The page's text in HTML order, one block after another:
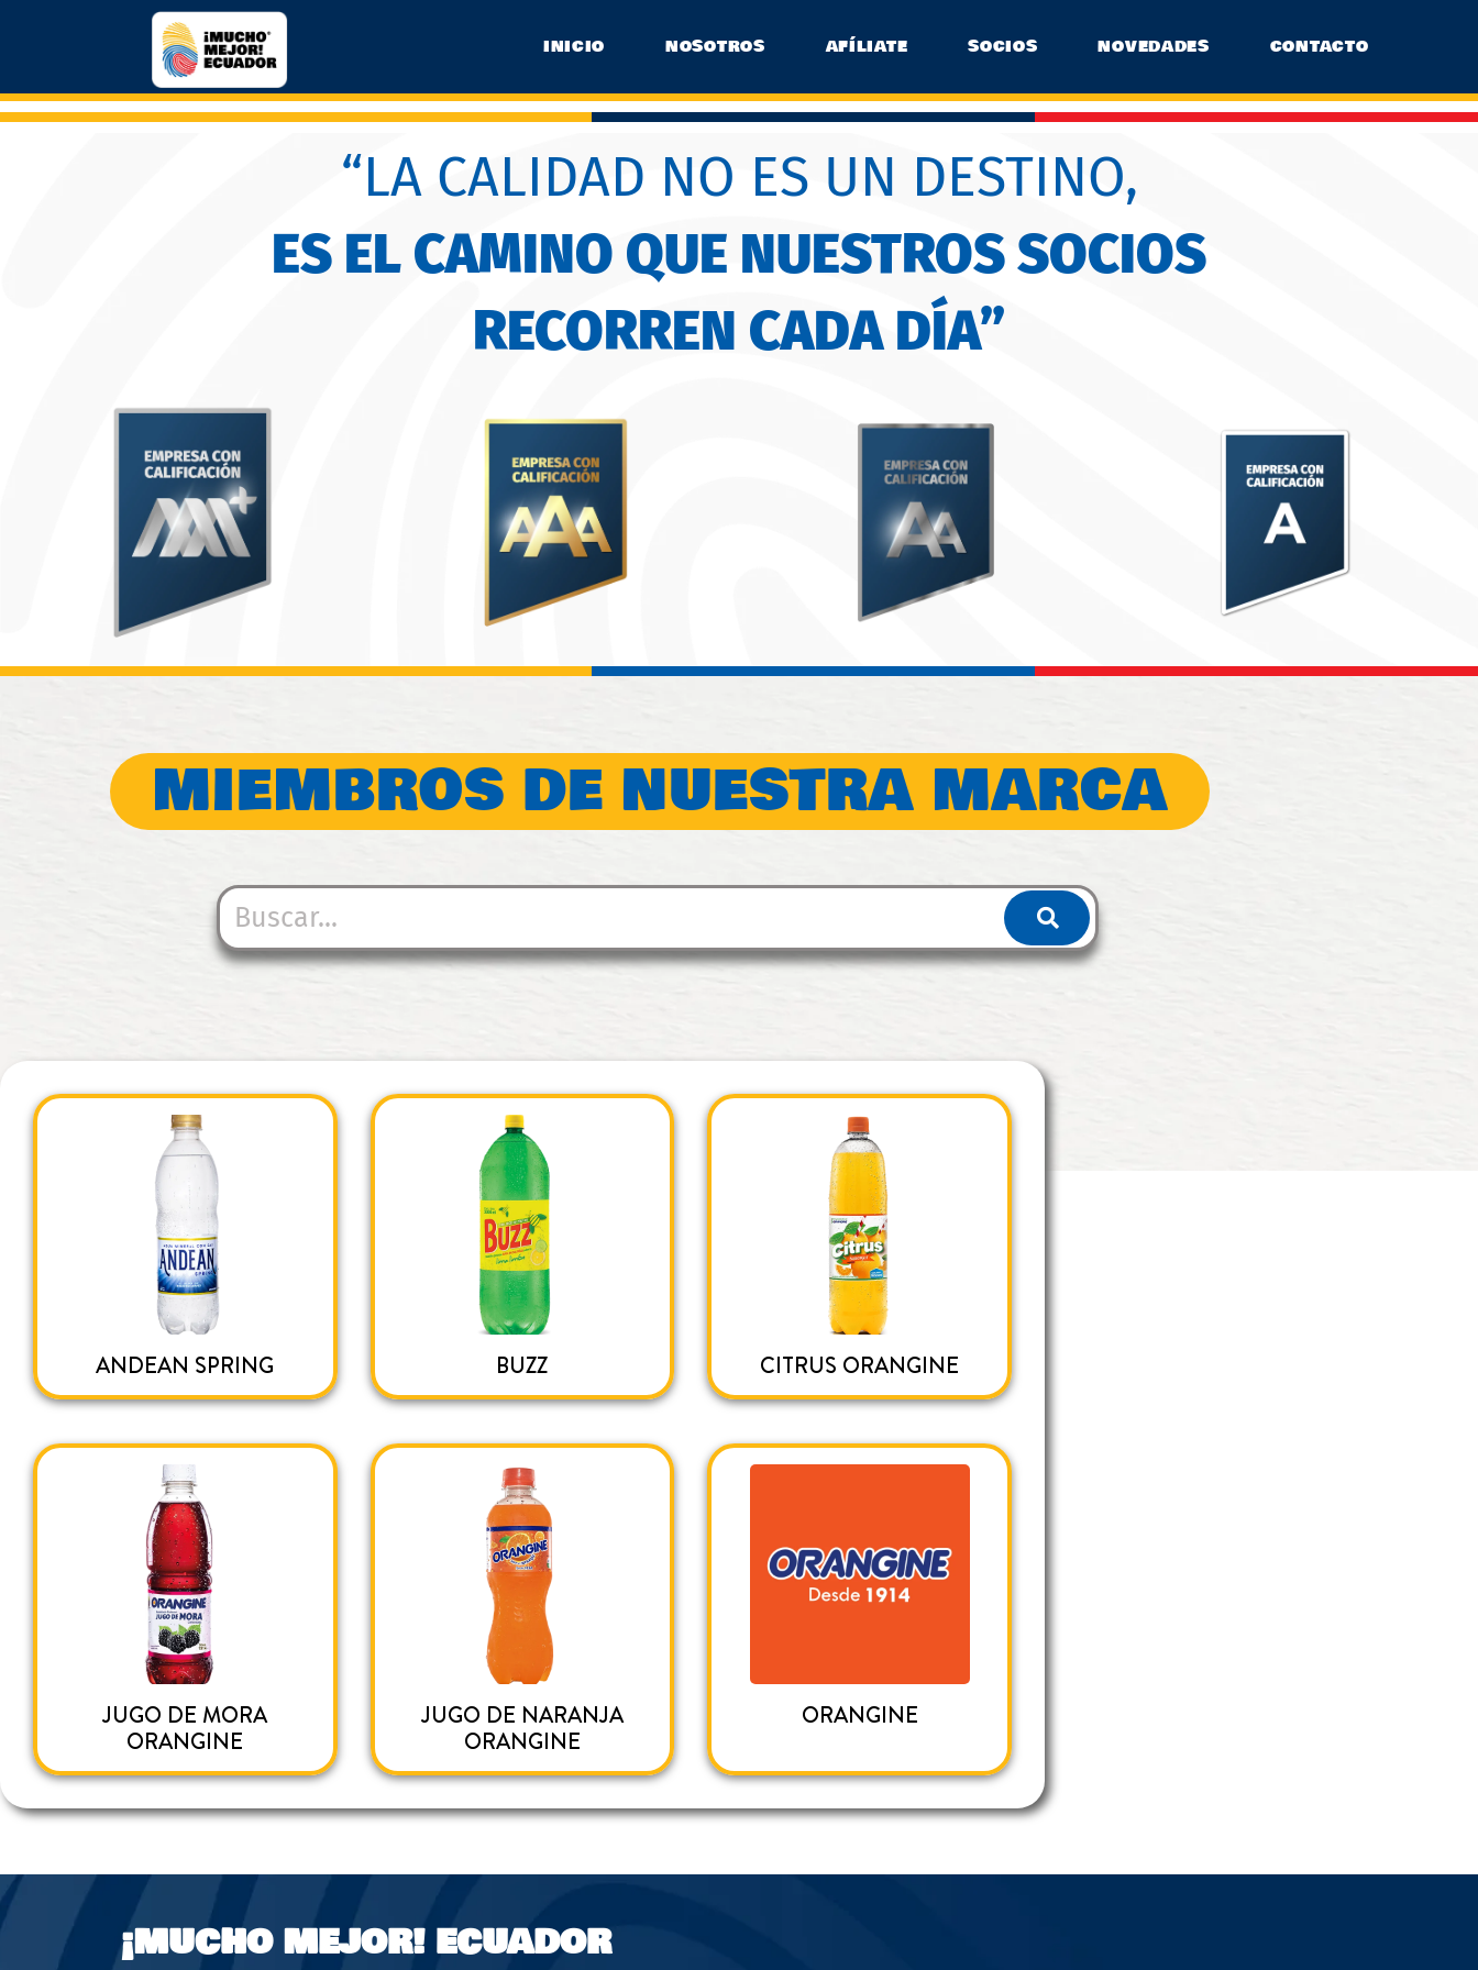
INICIO NOSOTROS AFÍLIATE SOCIOS NOVEDADES CONTACTO
“LA CALIDAD NO ES UN DESTINO,
ES EL CAMINO QUE NUESTROS SOCIOS
RECORREN CADA DÍA”
MIEMBROS DE NUESTRA MARCA
ANDEAN SPRING BUZZ CITRUS ORANGINE
JUGO DE MORA
ORANGINE
JUGO DE NARANJA
ORANGINE
ORANGINE
¡MUCHO MEJOR! ECUADOR